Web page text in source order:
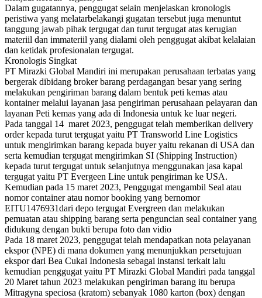
Dalam gugatannya, penggugat selain menjelaskan kronologis
peristiwa yang melatarbelakangi gugatan tersebut juga menuntut
tanggung jawab pihak tergugat dan turut tergugat atas kerugian
materiil dan immateriil yang dialami oleh penggugat akibat kelalaian
dan ketidak profesionalan tergugat.
Kronologis Singkat
PT Mirazki Global Mandiri ini merupakan perusahaan terbatas yang
bergerak dibidang broker barang perdagangan besar yang sering
melakukan pengiriman barang dalam bentuk peti kemas atau
kontainer melalui layanan jasa pengiriman perusahaan pelayaran dan
layanan Peti kemas yang ada di Indonesia untuk ke luar negeri.
Pada tanggal 14 maret 2023, penggugat telah memberikan delivery
order kepada turut tergugat yaitu PT Transworld Line Logistics
untuk mengirimkan barang kepada buyer yaitu rekanan di USA dan
serta kemudian tergugat mengirimkan SI (Shipping Instruction)
kepada turut tergugat untuk selanjutnya menggunakan jasa kapal
tergugat yaitu PT Evergeen Line untuk pengiriman ke USA.
Kemudian pada 15 maret 2023, Penggugat mengambil Seal atau
nomor container atau nomor booking yang bernomor
EITU1476931dari depo tergugat Evergreen dan melakukan
pemuatan atau shipping barang serta penguncian seal container yang
didukung dengan bukti berupa foto dan vidio
Pada 18 maret 2023, penggugat telah mendapatkan nota pelayanan
ekspor (NPE) di mana dokumen yang menunjukkan persetujuan
ekspor dari Bea Cukai Indonesia sebagai instansi terkait lalu
kemudian penggugat yaitu PT Mirazki Global Mandiri pada tanggal
20 Maret tahun 2023 melakukan pengiriman barang itu berupa
Mitragyna speciosa (kratom) sebanyak 1080 karton (box) dengan